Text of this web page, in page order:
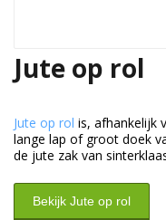
Jute op rol
Jute op rol is, afhankelijk
lange lap of groot doek
de jute zak van
Bekijk Jute op rol